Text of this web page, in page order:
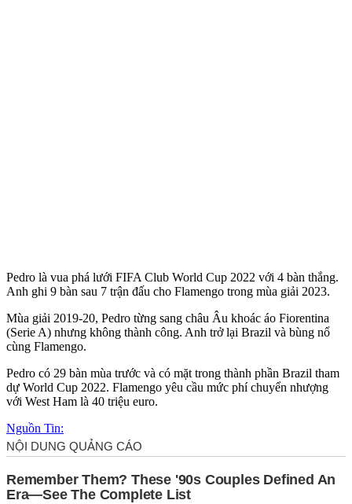
Pedro là vua phá lưới FIFA Club World Cup 2022 với 4 bàn thắng.
Anh ghi 9 bàn sau 7 trận đấu cho Flamengo trong mùa giải 2023.
Mùa giải 2019-20, Pedro từng sang châu Âu khoác áo Fiorentina
(Serie A) nhưng không thành công. Anh trở lại Brazil và bùng nổ
cùng Flamengo.
Pedro có 29 bàn mùa trước và có mặt trong thành phần Brazil tham
dự World Cup 2022. Flamengo yêu cầu mức phí chuyển nhượng
với West Ham là 40 triệu euro.
Nguồn Tin: